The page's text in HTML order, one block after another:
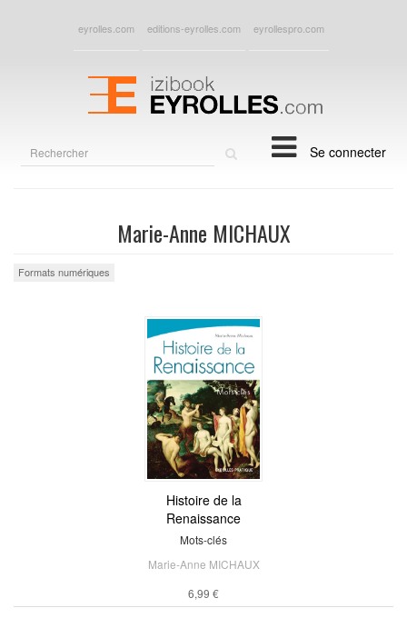
eyrolles.com editions-eyrolles.com eyrollespro.com
Se connecter
Marie-Anne MICHAUX
Formats numériques
Histoire de la
Renaissance
Mots-clés
Marie-Anne MICHAUX
6,99 €